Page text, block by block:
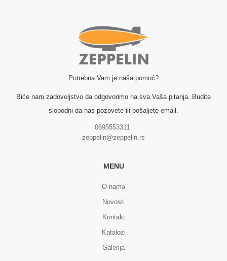
Potrebna Vam je naša pomoć?
Biće nam zadovoljstvo da odgovorimo na sva Vaša pitanja. Budite
slobodni da nas pozovete ili pošaljete email.
0695553311
zeppelin@zeppelin.rs
MENU
O nama
Novosti
Kontakt
Katalozi
Galerija